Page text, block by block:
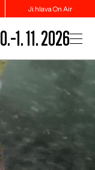
Ji.hlava On Air
11. 2026